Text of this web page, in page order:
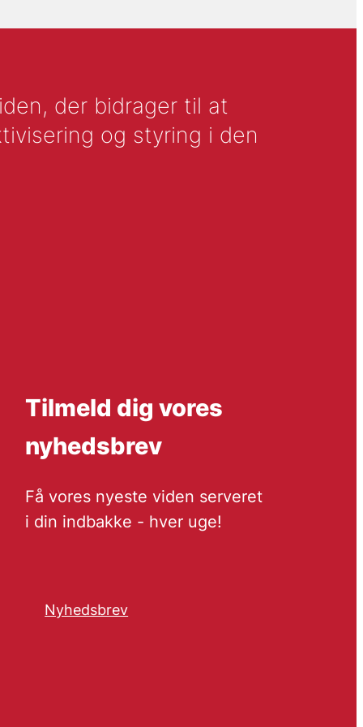
der bidrager til at
og styring i den
Tilmeld dig vores
nyhedsbrev
Få vores nyeste viden serveret
i din indbakke - hver uge!
Nyhedsbrev